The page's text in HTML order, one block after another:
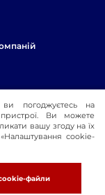
Розробка
погоджуєтесь на
Ви можете
вашу згоду на їх
cookie-
файли